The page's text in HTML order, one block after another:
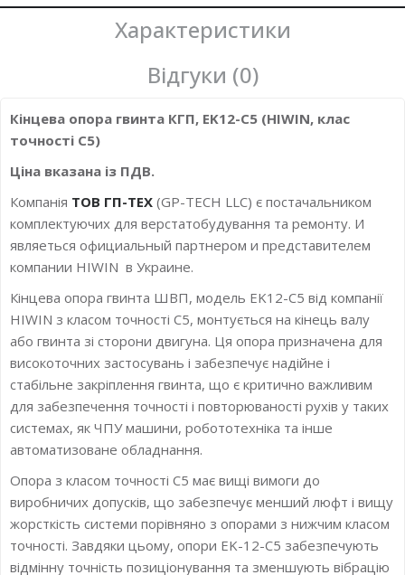
Характеристики
Відгуки (0)
Кінцева опора гвинта КГП, EK12-C5 (HIWIN, клас
точності С5)
Ціна вказана із ПДВ.
Компанія ТОВ ГП-ТЕХ (GP-TECH LLC) є постачальником
комплектуючих для верстатобудування та ремонту. И
являеться официальный партнером и представителем
компании HIWIN в Украине.
Кінцева опора гвинта ШВП, модель EK12-C5 від компанії
HIWIN з класом точності С5, монтується на кінець валу
або гвинта зі сторони двигуна. Ця опора призначена для
високоточних застосувань і забезпечує надійне і
стабільне закріплення гвинта, що є критично важливим
для забезпечення точності і повторюваності рухів у таких
системах, як ЧПУ машини, робототехніка та інше
автоматизоване обладнання.
Опора з класом точності С5 має вищі вимоги до
виробничих допусків, що забезпечує менший люфт і вищу
жорсткість системи порівняно з опорами з нижчим класом
точності. Завдяки цьому, опори EK-12-C5 забезпечують
відмінну точність позиціонування та зменшують вібрацію